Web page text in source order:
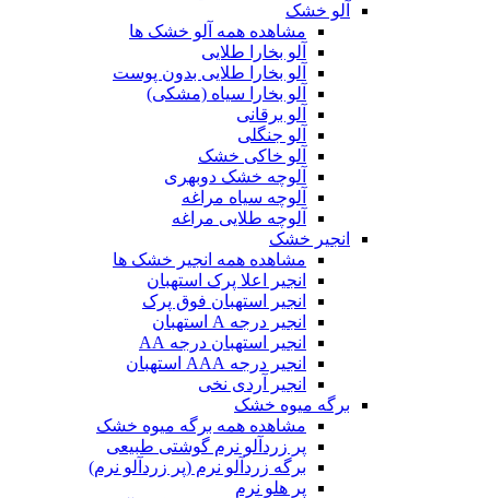
آلو خشک
مشاهده همه آلو خشک ها
آلو بخارا طلایی
آلو بخارا طلایی بدون پوست
آلو بخارا سیاه (مشکی)
آلو برقانی
آلو جنگلی
آلو خاکی خشک
آلوچه خشک دوبهری
آلوچه سیاه مراغه
آلوچه طلایی مراغه
انجیر خشک
مشاهده همه انجیر خشک ها
انجیر اعلا پرک استهبان
انجیر استهبان فوق پرک
انجیر درجه A استهبان
انجیر استهبان درجه AA
انجیر درجه AAA استهبان
انجیر آردی نخی
برگه میوه خشک
مشاهده همه برگه میوه خشک
پر زردآلو نرم گوشتی طبیعی
برگه زردآلو نرم (پر زردآلو نرم)
پر هلو نرم